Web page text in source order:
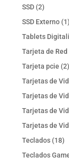
SSD 22
productos
SSD Externo 11
Tablets
Tarjeta de Red
Tarjeta pcie 22
Tarjetas de
Tarjetas de
Tarjetas de
Tarjetas de
Teclados 1818
Teclados